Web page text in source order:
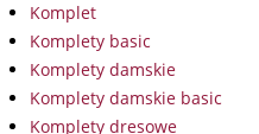
Komplet
Komplety basic
Komplety damskie
Komplety damskie basic
Komplety dresowe